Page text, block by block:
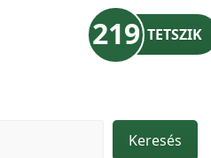
219 TETSZIK
Keresés